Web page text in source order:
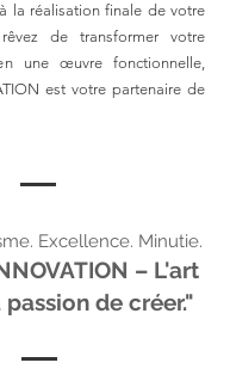
la réalisation finale de votre
de transformer votre
une œuvre fonctionnelle,
est votre partenaire de
Excellence. Minutie.
– L'art
de créer."